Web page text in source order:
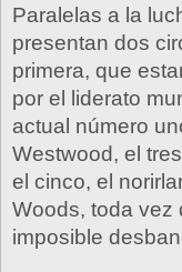
Paralelas a la
presentan dos
primera, que
por el liderato
actual número
Westwood, el
el cinco, el
Woods, toda vez
imposible